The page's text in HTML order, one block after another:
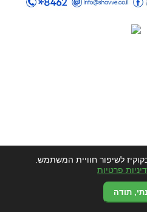
לשיפור חוויית המשתמש.
פרטיות
תודה